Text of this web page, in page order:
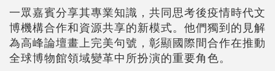
一眾嘉賓分享其專業知識，共同思考後疫情時代文
博機構合作和資源共享的新模式。他們獨到的見解
為高峰論壇畫上完美句號，彰顯國際間合作在推動
全球博物館領域變革中所扮演的重要角色。